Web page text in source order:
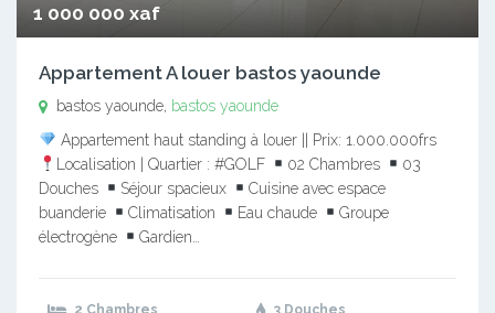
1 000 000 xaf
Appartement A louer bastos yaounde
bastos yaounde, bastos yaounde
Appartement haut standing à louer || Prix: 1.000.000frs
Localisation | Quartier : #GOLF
02 Chambres
03
Douches
Séjour spacieux
Cuisine avec espace
buanderie
Climatisation Eau chaude
Groupe
électrogène
Gardien…
2 Chambres 3 Douches